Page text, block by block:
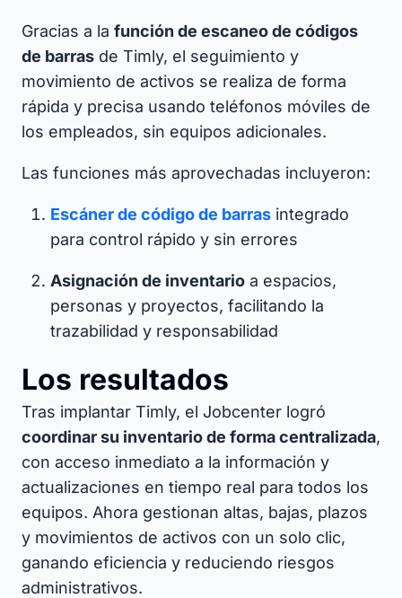
Gracias a la función de escaneo de códigos
de barras de Timly, el seguimiento y
movimiento de activos se realiza de forma
rápida y precisa usando teléfonos móviles de
los empleados, sin equipos adicionales.​
Las funciones más aprovechadas incluyeron:
Escáner de código de barras integrado
para control rápido y sin errores
Asignación de inventario a espacios,
personas y proyectos, facilitando la
trazabilidad y responsabilidad
Los resultados
Tras implantar Timly, el Jobcenter logró
coordinar su inventario de forma centralizada,
con acceso inmediato a la información y
actualizaciones en tiempo real para todos los
equipos. Ahora gestionan altas, bajas, plazos
y movimientos de activos con un solo clic,
ganando eficiencia y reduciendo riesgos
administrativos.